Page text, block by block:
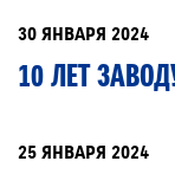
30 ЯНВАРЯ 2024
10 ЛЕТ
25 ЯНВАРЯ 2024